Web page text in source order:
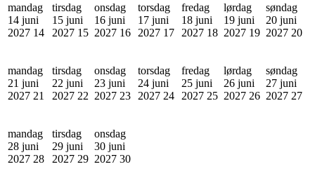
mandag
14 juni
2027 14
tirsdag
15 juni
2027 15
onsdag
16 juni
2027 16
torsdag
17 juni
2027 17
fredag
18 juni
2027 18
lørdag
19 juni
2027 19
søndag
20 juni
2027 20
mandag
21 juni
2027 21
tirsdag
22 juni
2027 22
onsdag
23 juni
2027 23
torsdag
24 juni
2027 24
fredag
25 juni
2027 25
lørdag
26 juni
2027 26
søndag
27 juni
2027 27
mandag
28 juni
2027 28
tirsdag
29 juni
2027 29
onsdag
30 juni
2027 30